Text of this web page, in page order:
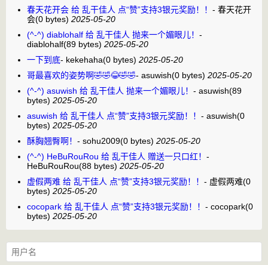
春天花开会 给 乱干佳人 点“赞”支持3银元奖励！！ - 春天花开
会(0 bytes) 2025-05-20
(^-^) diablohalf 给 乱干佳人 抛来一个媚眼儿！ -
diablohalf(89 bytes) 2025-05-20
一下到底- kekehaha(0 bytes) 2025-05-20
哥最喜欢的姿势啊🤣🤣😂🤣🤣- asuwish(0 bytes) 2025-05-20
(^-^) asuwish 给 乱干佳人 抛来一个媚眼儿！ - asuwish(89
bytes) 2025-05-20
asuwish 给 乱干佳人 点“赞”支持3银元奖励！！ - asuwish(0
bytes) 2025-05-20
酥胸翘臀啊！ - sohu2009(0 bytes) 2025-05-20
(^-^) HeBuRouRou 给 乱干佳人 赠送一只口红！ -
HeBuRouRou(88 bytes) 2025-05-20
虚假两难 给 乱干佳人 点“赞”支持3银元奖励！！ - 虚假两难(0
bytes) 2025-05-20
cocopark 给 乱干佳人 点“赞”支持3银元奖励！！ - cocopark(0
bytes) 2025-05-20